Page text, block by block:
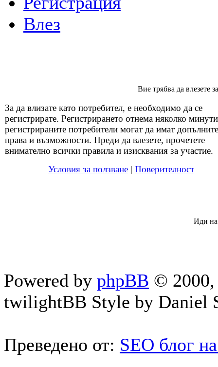
Влез
Вие трябва да влезете
За да влизате като потребител, е необходимо да се
регистрирате. Регистрирането отнема няколко
регистрираните потребители могат да имат
права и възможности. Преди да влезете, прочетете
внимателно всички правила и изисквания за участие.
Условия за ползване | Поверителност
Иди
Powered by phpBB © 2000,
twilightBB Style by Daniel
Преведено от: SEO блог